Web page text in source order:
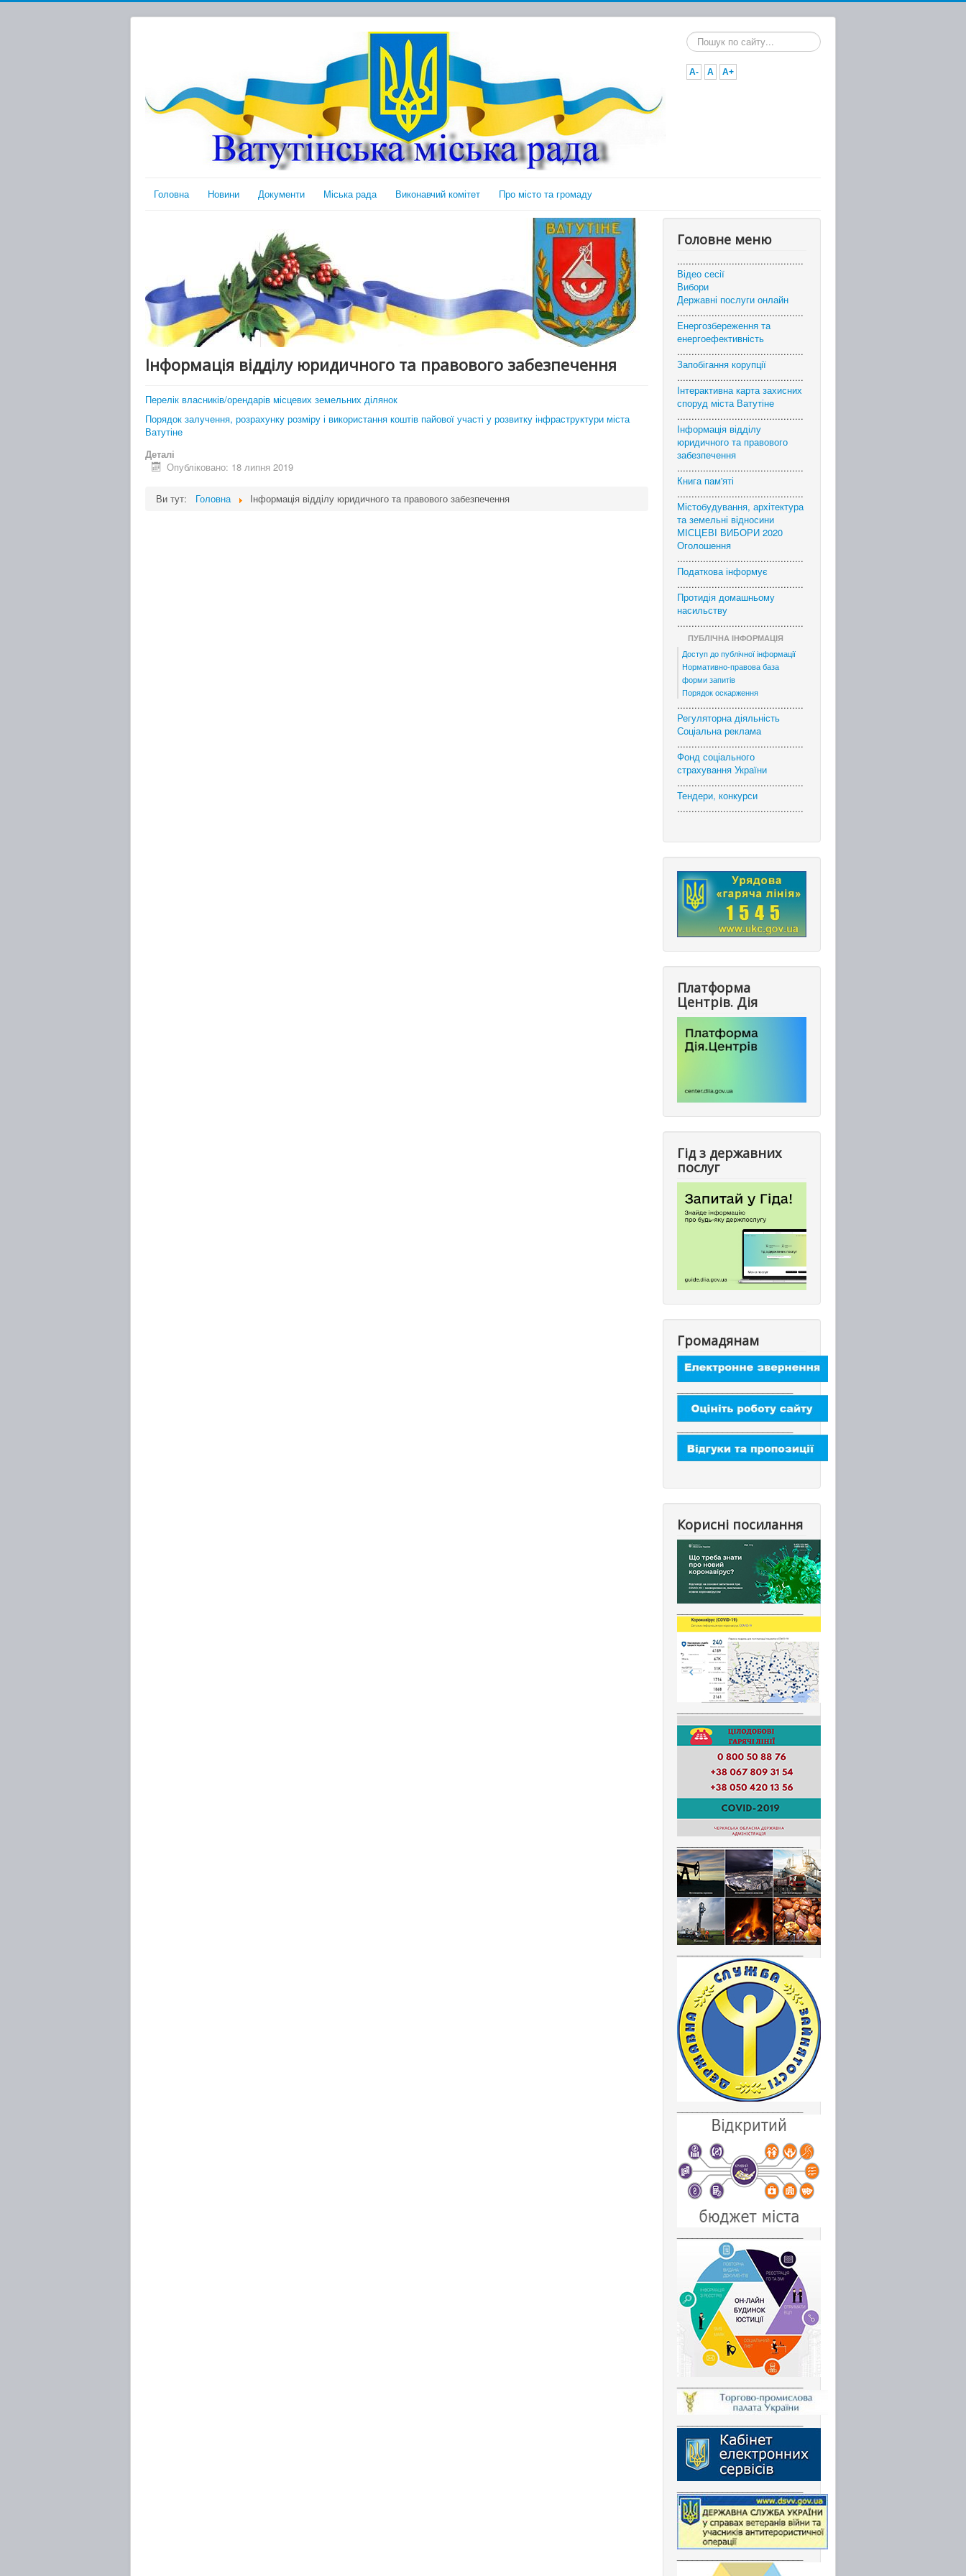
Пошук...
A- A A+
Головна Новини Документи Міська рада Виконавчий комітет Про місто та громаду
Інформація відділу юридичного та правового забезпечення
Перелік власників/орендарів місцевих земельних ділянок
Порядок залучення, розрахунку розміру і використання коштів пайової участі у розвитку інфраструктури міста
Ватутіне
Деталі
Опубліковано: 18 липня 2019
Ви тут: Головна Інформація відділу юридичного та правового забезпечення
Головне меню
............................................
Відео сесії
Вибори
Державні послуги онлайн
............................................
Енергозбереження та
енергоефективність
............................................
Запобігання корупції
............................................
Інтерактивна карта захисних
споруд міста Ватутіне
............................................
Інформація відділу
юридичного та правового
забезпечення
............................................
Книга пам'яті
............................................
Містобудування, архітектура
та земельні відносини
МІСЦЕВІ ВИБОРИ 2020
Оголошення
............................................
Податкова інформує
............................................
Протидія домашньому
насильству
............................................
ПУБЛІЧНА ІНФОРМАЦІЯ
Доступ до публічної інформації
Нормативно-правова база
форми запитів
Порядок оскарження
............................................
Регуляторна діяльність
Соціальна реклама
............................................
Фонд соціального
страхування України
............................................
Тендери, конкурси
............................................
Платформа
Центрів. Дія
Гід з державних
послуг
Громадянам
Корисні посилання